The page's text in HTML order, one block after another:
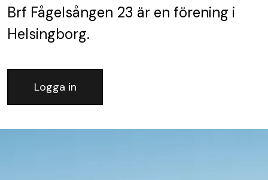
Brf Fågelsången 23 är en förening i
Helsingborg.
Logga in